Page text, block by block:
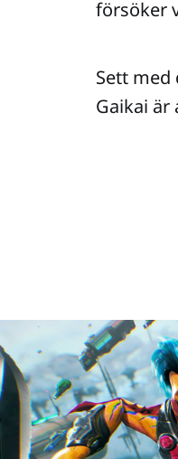
försöker
Sett med
Gaikai är